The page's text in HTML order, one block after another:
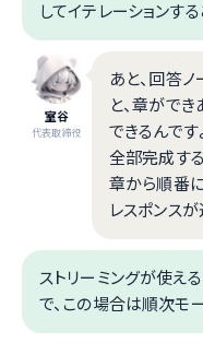
してイテレーションす
室谷
代表取締役
あと、回答
と、章がで
できるんです
全部完成す
章から順番
レスポンスが
ストリーミングが使え
で、この場合は順次モ